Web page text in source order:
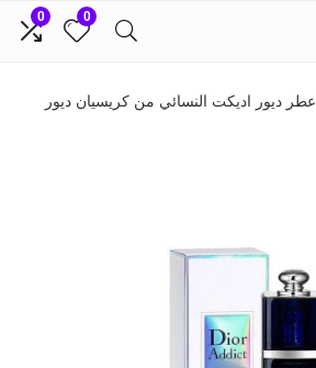
0
0
عطر ديور اديكت النسائي من كريسيان ديور